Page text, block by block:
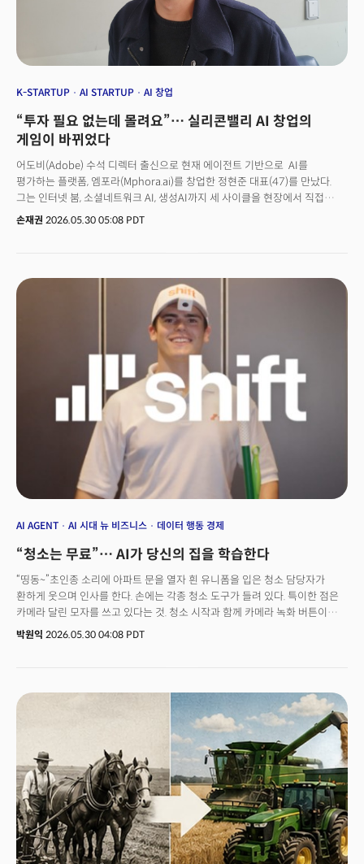
(McKinsey), 마이크로소프트 등 수천 개 기업을 분석한 보고서도 같은 맥락의
결론으로 이어졌다. AI 도입의 성패가 '조직'의 재설계로부터 시작된다는 것을
의미한다. 🚀 더밀크 멤버십 가입하고, AX 전환 사례 더 살펴보기
K-STARTUP AI STARTUP AI 창업
“투자 필요 없는데 몰려요”… 실리콘밸리 AI 창업의
게임이 바뀌었다
어도비(Adobe) 수석 디렉터 출신으로 현재 에이전트 기반으로 AI를
평가하는 플랫폼, 엠포라(Mphora.ai)를 창업한 정현준 대표(47)를 만났다.
그는 인터넷 붐, 소셜네트워크 AI, 생성AI까지 세 사이클을 현장에서 직접
경험한 AI 엔지니어이자 연구자다.그가 꺼내놓은 이야기는 단순한 창업
근본적으로 바뀌었다"는 말을 꺼냈다. 그런데 단순히 "AI 도구를 잘 쓴다"는
차원이 아니었다. AI가 초기 스타트업이 해야할 일을 대신하면서 오히려
회사의 '본질적' 질문을 한다는 것이다.회사 직원이 많을 필요도 없어졌다
CEO의 책임과 역할 중에 짊어져야할 회사 운영과 투자 유치 관련 업무
상당부분을 AI에 위임할 수 있기 때문이다. 대신 무엇을 만들지, 왜 그
구조여야 하는지, 어떤 판단을 언제 내려야 하는지, 애초부터 CEO가 해야할
질문을 하게 됐다."전통적인 스타트업 CEO는 전략을 짜고 팀을 구성하고
커뮤니케이션을 조율하는 역할이었잖아요. 핵심 실행은 엔지니어링 팀이
맡았죠. 지금은 AI가 실행 자체를 대체하기 시작했습니다"
손재권 2026.05.30 05:08 PDT
AI AGENT AI 시대 뉴 비즈니스 데이터 행동 경제
“청소는 무료”… AI가 당신의 집을 학습한다
“띵동~”초인종 소리에 아파트 문을 열자 흰 유니폼을 입은 청소 담당자가
환하게 웃으며 인사를 한다. 손에는 각종 청소 도구가 들려 있다. 특이한 점은
카메라 달린 모자를 쓰고 있다는 것. 청소 시작과 함께 카메라 녹화 버튼이
눌렸다. 욕실, 주방, 거실을 돌며 바닥을 닦고, 냉장고를 청소하고, 설거지를
벌어지고 있는 일이다.
박원익 2026.05.30 04:08 PDT